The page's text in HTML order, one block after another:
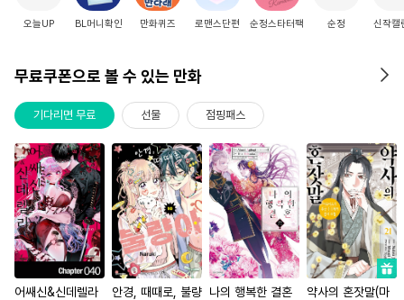
오늘UP BL머니확인 만화퀴즈 로맨스단편 순정스타터팩 순정 신작캘
무료쿠폰으로 볼 수 있는 만화
기다리면 무료 선물 점핑패스
어쌔신&신데렐라
안경, 때때로, 불량 나의 행복한 결혼
약사의 혼잣말(마